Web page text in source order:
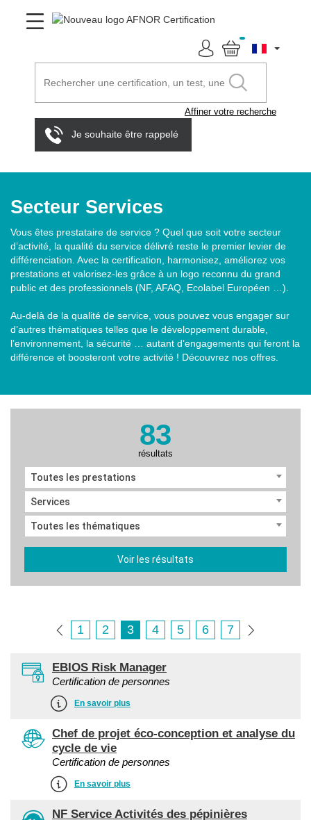
Affiner votre recherche
Je souhaite être rappelé
Secteur Services
Vous êtes prestataire de service ? Quel que soit votre secteur
d’activité, la qualité du service délivré reste le premier levier de
différenciation. Avec la certification, harmonisez, améliorez vos
prestations et valorisez-les grâce à un logo reconnu du grand
public et des professionnels (NF, AFAQ, Ecolabel Européen …).
Au-delà de la qualité de service, vous pouvez vous engager sur
d’autres thématiques telles que le développement durable,
l’environnement, la sécurité … autant d’engagements qui feront la
différence et boosteront votre activité ! Découvrez nos offres.
83
résultats
Toutes les prestations
Services
Toutes les thématiques
Voir les résultats
1 2 3 4 5 6 7
EBIOS Risk Manager
Certification de personnes
En savoir plus
Chef de projet éco-conception et analyse du
cycle de vie
Certification de personnes
En savoir plus
NF Service Activités des pépinières